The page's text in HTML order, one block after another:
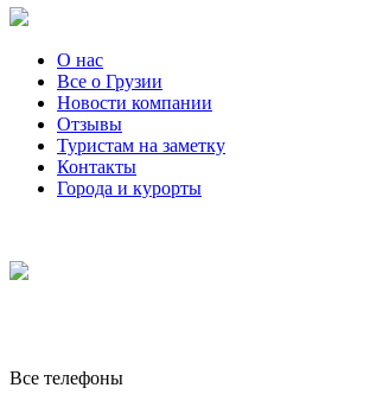
О нас
Все о Грузии
Новости компании
Отзывы
Туристам на заметку
Контакты
Города и курорты
Все телефоны